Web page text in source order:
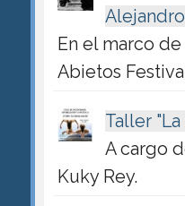
En el marco
Abietos
Taller
A cargo
Kuky Rey.